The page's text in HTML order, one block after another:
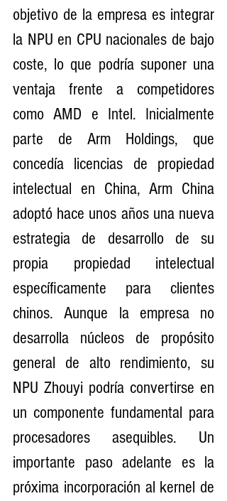
objetivo de la empresa es integrar
la NPU en CPU nacionales de bajo
coste, lo que podría suponer una
ventaja frente a competidores
como AMD e Intel. Inicialmente
parte de Arm Holdings, que
concedía licencias de propiedad
intelectual en China, Arm China
adoptó hace unos años una nueva
estrategia de desarrollo de su
propia propiedad intelectual
específicamente para clientes
chinos. Aunque la empresa no
desarrolla núcleos de propósito
general de alto rendimiento, su
NPU Zhouyi podría convertirse en
un componente fundamental para
procesadores asequibles. Un
importante paso adelante es la
próxima incorporación al kernel de